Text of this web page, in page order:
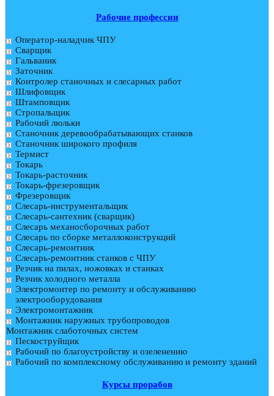
Рабочие профессии
Оператор-наладчик ЧПУ
Сварщик
Гальваник
Заточник
Контролер станочных и слесарных работ
Шлифовщик
Штамповщик
Стропальщик
Рабочий люльки
Станочник деревообрабатывающих станков
Станочник широкого профиля
Термист
Токарь
Токарь-расточник
Токарь-фрезеровщик
Фрезеровщик
Слесарь-инструментальщик
Слесарь-сантехник (сварщик)
Слесарь механосборочных работ
Слесарь по сборке металлоконструкций
Слесарь-ремонтник
Слесарь-ремонтник станков с ЧПУ
Резчик на пилах, ножовках и станках
Резчик холодного металла
Электромонтер по ремонту и обслуживанию
электрооборудования
Электромонтажник
Монтажник наружных трубопроводов
Монтажник слаботочных систем
Пескоструйщик
Рабочий по благоустройству и озеленению
Рабочий по комплексному обслуживанию и ремонту зданий
Курсы прорабов